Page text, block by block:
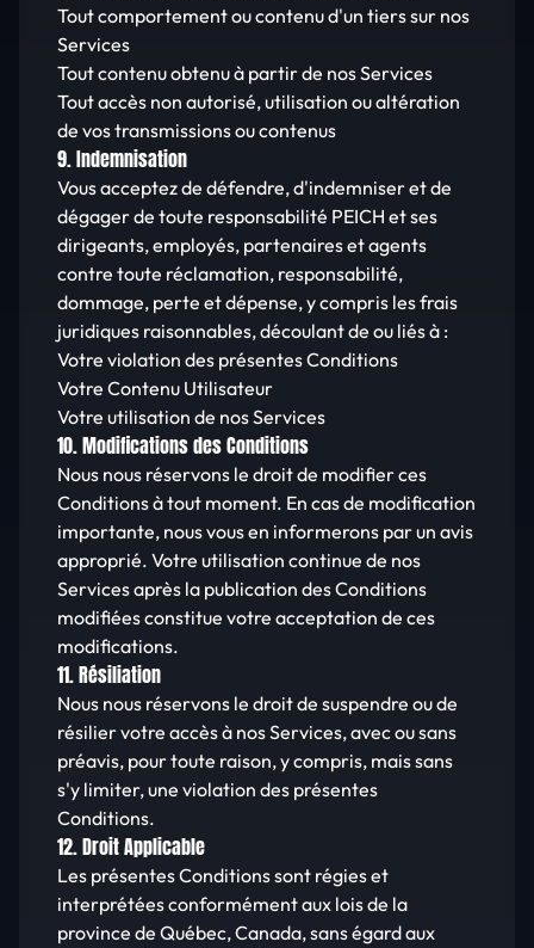
Tout comportement ou contenu d'un tiers sur nos
Services
Tout contenu obtenu à partir de nos Services
Tout accès non autorisé, utilisation ou altération
de vos transmissions ou contenus
9. Indemnisation
Vous acceptez de défendre, d'indemniser et de
dégager de toute responsabilité PEICH et ses
dirigeants, employés, partenaires et agents
contre toute réclamation, responsabilité,
dommage, perte et dépense, y compris les frais
juridiques raisonnables, découlant de ou liés à :
Votre violation des présentes Conditions
Votre Contenu Utilisateur
Votre utilisation de nos Services
10. Modifications des Conditions
Nous nous réservons le droit de modifier ces
Conditions à tout moment. En cas de modification
importante, nous vous en informerons par un avis
approprié. Votre utilisation continue de nos
Services après la publication des Conditions
modifiées constitue votre acceptation de ces
modifications.
11. Résiliation
Nous nous réservons le droit de suspendre ou de
résilier votre accès à nos Services, avec ou sans
préavis, pour toute raison, y compris, mais sans
s'y limiter, une violation des présentes
Conditions.
12. Droit Applicable
Les présentes Conditions sont régies et
interprétées conformément aux lois de la
province de Québec, Canada, sans égard aux